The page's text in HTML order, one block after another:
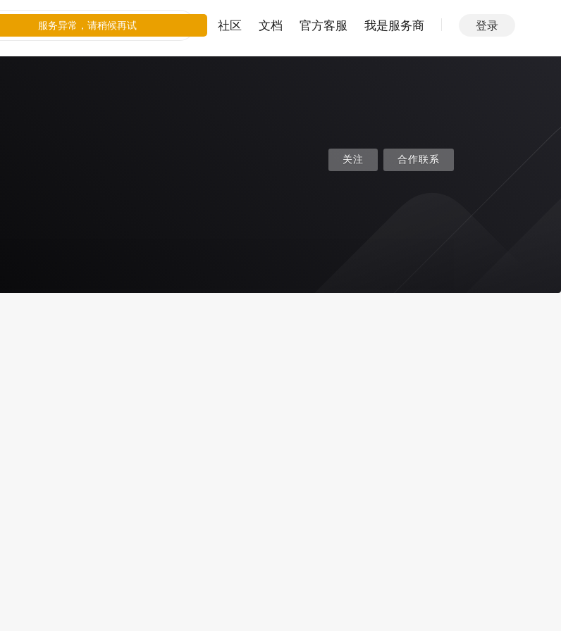
社区 文档 官方客服 我是服务商 登录
关注 合作联系
服务异常，请稍候再试